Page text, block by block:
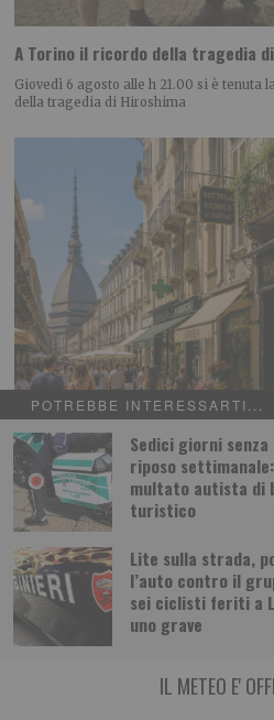
POTREBBE INTERESSARTI...
Sedici giorni senza
riposo settimanale:
multato autista di
turistico
Lite sulla strada,
l’auto contro il
sei ciclisti feriti a
uno grave
A Torino il ricordo della tragedia
Giovedì 6 agosto alle h 21.00 si è tenuta
della tragedia di Hiroshima
Ferragosto a Torino: 107 negozi
più delicate dell’estate
Le settimane a cavallo di Ferragosto
periodo particolarmente delicato per chi
IL METEO E'